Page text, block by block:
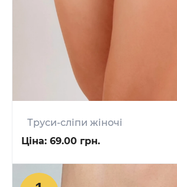
Труси-сліпи жіночі
Ціна: 69.00 грн.